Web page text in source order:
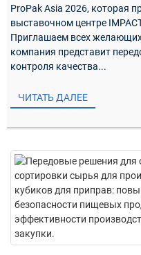
ProPak Asia 2026, которая
выставочном центре
Приглашаем всех желающих
компания представит
контроля качества...
ЧИТАТЬ ДАЛЕЕ